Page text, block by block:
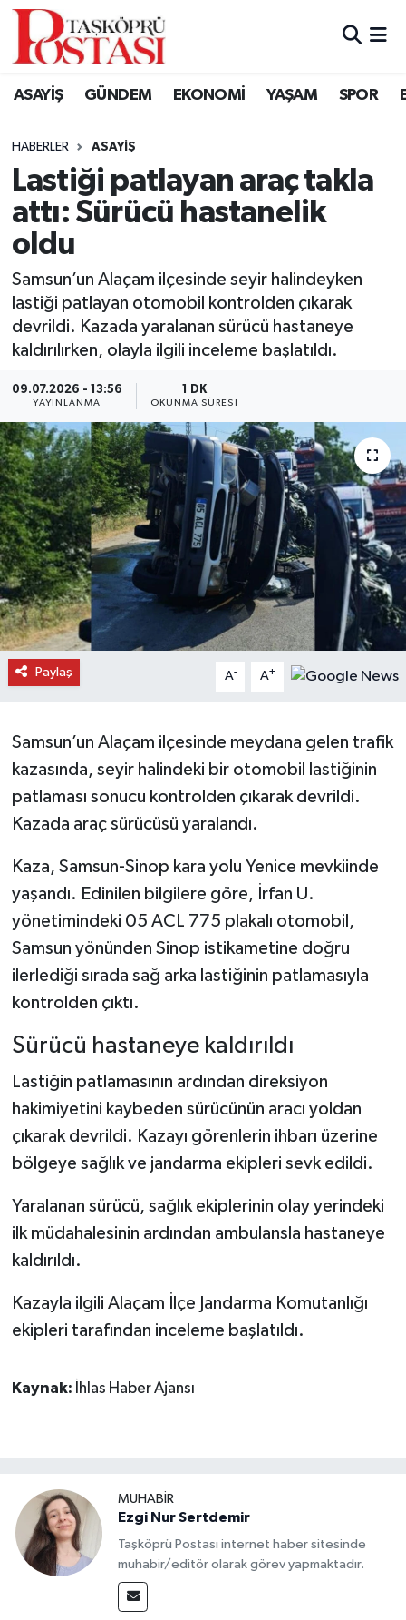
ASAYİŞ GÜNDEM EKONOMİ YAŞAM SPOR
HABERLER ASAYIŞ
Lastiği patlayan araç takla
attı: Sürücü hastanelik
oldu
Samsun’un Alaçam ilçesinde seyir halindeyken
lastiği patlayan otomobil kontrolden çıkarak
devrildi. Kazada yaralanan sürücü hastaneye
kaldırılırken, olayla ilgili inceleme başlatıldı.
09.07.2026 - 13:56
YAYINLANMA
1 DK
OKUNMA SÜRESI
Paylaş A- A+
Samsun’un Alaçam ilçesinde meydana gelen trafik
kazasında, seyir halindeki bir otomobil lastiğinin
patlaması sonucu kontrolden çıkarak devrildi.
Kazada araç sürücüsü yaralandı.
Kaza, Samsun-Sinop kara yolu Yenice mevkiinde
yaşandı. Edinilen bilgilere göre, İrfan U.
yönetimindeki 05 ACL 775 plakalı otomobil,
Samsun yönünden Sinop istikametine doğru
ilerlediği sırada sağ arka lastiğinin patlamasıyla
kontrolden çıktı.
Sürücü hastaneye kaldırıldı
Lastiğin patlamasının ardından direksiyon
hakimiyetini kaybeden sürücünün aracı yoldan
çıkarak devrildi. Kazayı görenlerin ihbarı üzerine
bölgeye sağlık ve jandarma ekipleri sevk edildi.
Yaralanan sürücü, sağlık ekiplerinin olay yerindeki
ilk müdahalesinin ardından ambulansla hastaneye
kaldırıldı.
Kazayla ilgili Alaçam İlçe Jandarma Komutanlığı
ekipleri tarafından inceleme başlatıldı.
Kaynak: İhlas Haber Ajansı
MUHABİR
Ezgi Nur Sertdemir
Taşköprü Postası internet haber sitesinde
muhabir/editör olarak görev yapmaktadır.
Kastamonu Vefat Edenler
Araç Haberleri
Azdavay Haberleri
Bozkurt Haberleri
Çatalzeytin Haberleri
Cide Haberleri
Daday Haberleri
Devrekani Haberleri
Doğanyurt Haberleri
Hanönü Haberleri
İhsangazi Haberleri
İnebolu Haberleri
Merkez Haberleri
Seydiler Haberleri
Taşköprü Haberleri
Tosya Haberleri
Karadeniz Haberleri
Ulusal Haberler
Teknoloji Haberleri
Dünya Haberleri